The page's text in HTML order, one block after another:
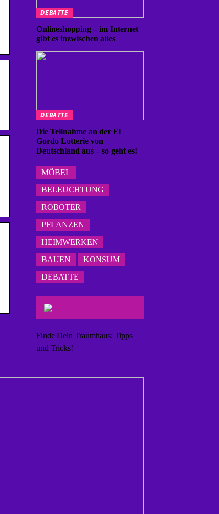
DEBATTE
Onlineshopping – im Internet
gibt es inzwischen alles
DEBATTE
Die Teilnahme an der El
Gordo Lotterie von
Deutschland aus – so geht es!
MÖBEL
BELEUCHTUNG
ROBOTER
PFLANZEN
HEIMWERKEN
BAUEN
KONSUM
DEBATTE
Finde Dein Traumhaus: Tipps
und Tricks!